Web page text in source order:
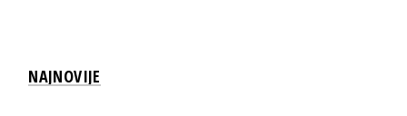
NAJNOVIJE